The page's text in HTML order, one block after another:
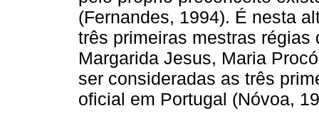
(Fernandes, 1994). É nesta
três primeiras mestras régias
Margarida Jesus, Maria
ser consideradas as três
oficial em Portugal (Nóvoa,